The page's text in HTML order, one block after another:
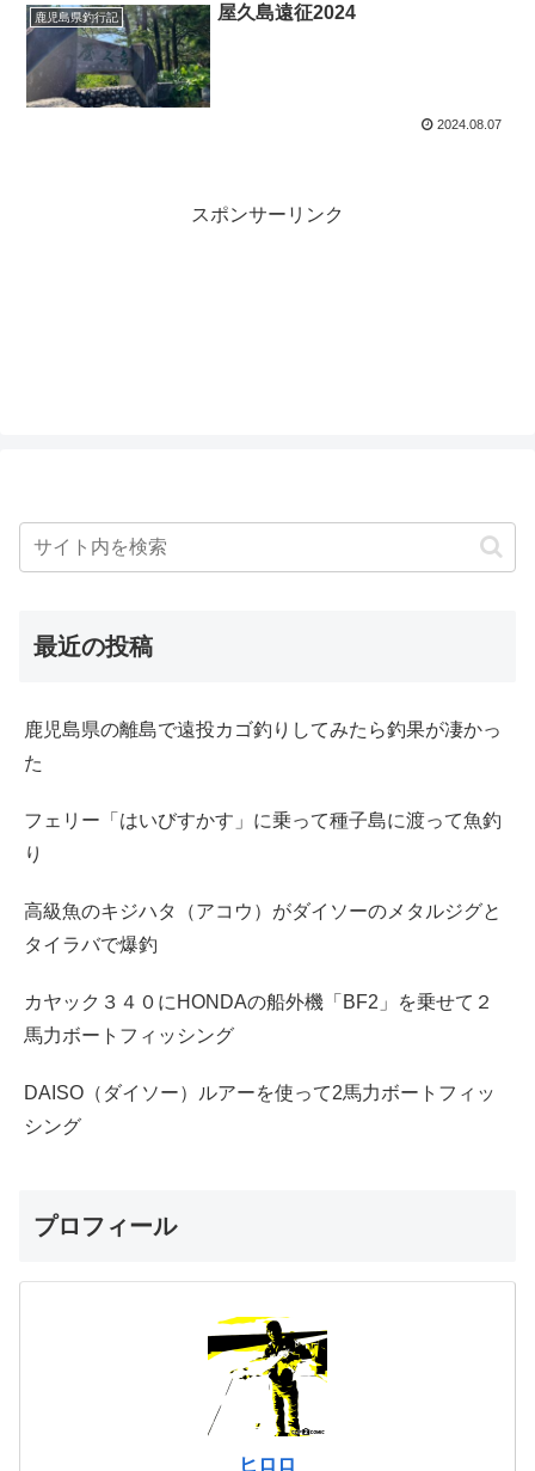
鹿児島県釣行記 屋久島遠征2024
2024.08.07
スポンサーリンク
最近の投稿
鹿児島県の離島で遠投カゴ釣りしてみたら釣果が凄かっ
た
フェリー「はいびすかす」に乗って種子島に渡って魚釣
り
高級魚のキジハタ（アコウ）がダイソーのメタルジグと
タイラバで爆釣
カヤック３４０にHONDAの船外機「BF2」を乗せて２
馬力ボートフィッシング
DAISO（ダイソー）ルアーを使って2馬力ボートフィッ
シング
プロフィール
ヒロロ